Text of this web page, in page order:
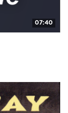
07:40